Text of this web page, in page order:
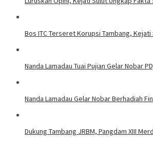
Bos ITC Terseret Korupsi Tambang,
Nanda Lamadau Tuai Pujian Gelar Nobar
Nanda Lamadau Gelar Nobar Berhadiah
Dukung Tambang JRBM, Pangdam XIII